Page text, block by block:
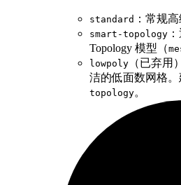
standard ：常规
smart-topology
Topology 模型（
lowpoly （已弃用
洁的低面数网格。
topology。